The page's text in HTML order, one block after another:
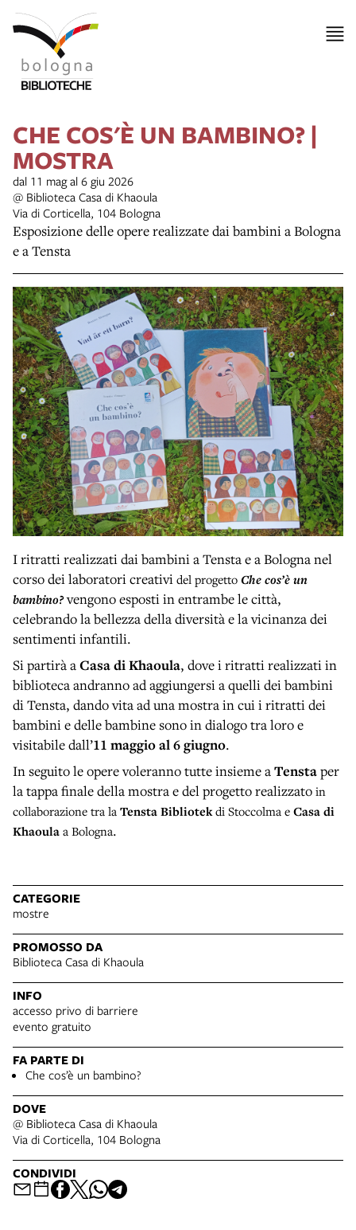
CHE COS'È UN BAMBINO? |
MOSTRA
dal 11 mag al 6 giu 2026
@ Biblioteca Casa di Khaoula
Via di Corticella, 104 Bologna
Esposizione delle opere realizzate dai bambini a Bologna
e a Tensta
I ritratti realizzati dai bambini a Tensta e a Bologna nel
corso dei laboratori creativi del progetto Che cos’è un
bambino?vengono esposti in entrambe le città,
celebrando la bellezza della diversità e la vicinanza dei
sentimenti infantili.
Si partirà aCasa di Khaoula, dove i ritratti realizzati in
biblioteca andranno ad aggiungersi a quelli dei bambini
di Tensta, dando vita ad una mostra in cui i ritratti dei
bambini e delle bambine sono in dialogo tra loro e
visitabile dall’11 maggio al 6 giugno.
In seguito le opere voleranno tutte insieme aTenstaper
la tappa finale della mostra e del progetto realizzato in
collaborazione tra la Tensta Bibliotekdi Stoccolma e Casa di
Khaoula a Bologna.
CATEGORIE
mostre
PROMOSSO DA
Biblioteca Casa di Khaoula
INFO
accesso privo di barriere
evento gratuito
FA PARTE DI
Che cos’è un bambino?
DOVE
@ Biblioteca Casa di Khaoula
Via di Corticella, 104 Bologna
CONDIVIDI